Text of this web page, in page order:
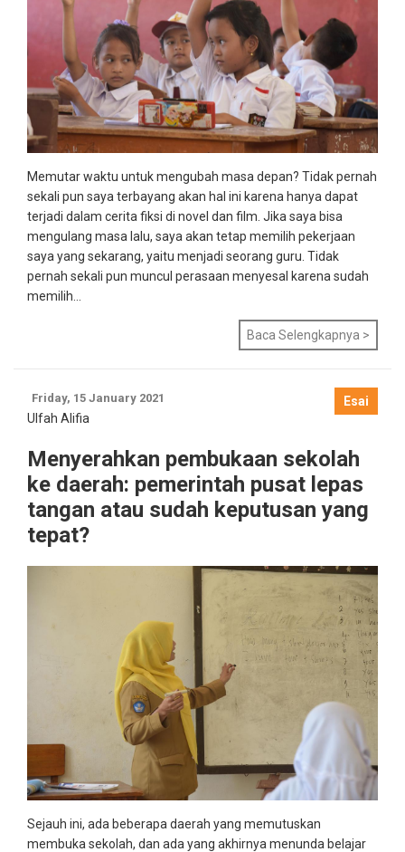
Memutar waktu untuk mengubah masa depan? Tidak pernah
sekali pun saya terbayang akan hal ini karena hanya dapat
terjadi dalam cerita fiksi di novel dan film. Jika saya bisa
mengulang masa lalu, saya akan tetap memilih pekerjaan
saya yang sekarang, yaitu menjadi seorang guru. Tidak
pernah sekali pun muncul perasaan menyesal karena sudah
memilih...
Baca Selengkapnya >
Esai
Friday, 15 January 2021
Ulfah Alifia
Menyerahkan pembukaan sekolah
ke daerah: pemerintah pusat lepas
tangan atau sudah keputusan yang
tepat?
Sejauh ini, ada beberapa daerah yang memutuskan
membuka sekolah, dan ada yang akhirnya menunda belajar